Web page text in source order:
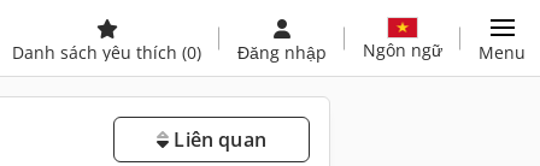
Danh sách yêu thích (0) Đăng nhập Ngôn ngữ Menu
Liên quan